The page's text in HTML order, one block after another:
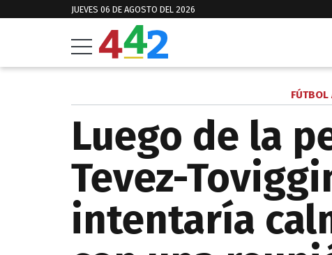
JUEVES 06 DE AGOSTO DEL 2026
FÚTBOL
Luego de la
Tevez-
intentaría